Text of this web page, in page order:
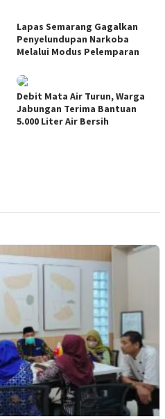
Lapas Semarang Gagalkan
Penyelundupan Narkoba
Melalui Modus Pelemparan
Debit Mata Air Turun, Warga
Jabungan Terima Bantuan
5.000 Liter Air Bersih